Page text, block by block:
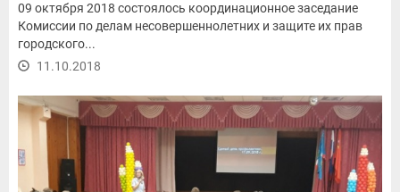
09 октября 2018 состоялось координационное заседание
Комиссии по делам несовершеннолетних и защите их прав
городского...
11.10.2018